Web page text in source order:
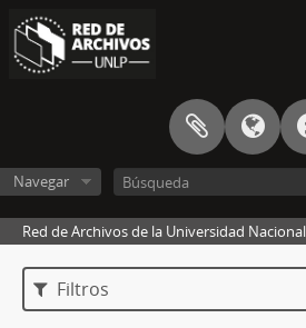
Navegar
Red de Archivos de la Universidad
Filtros